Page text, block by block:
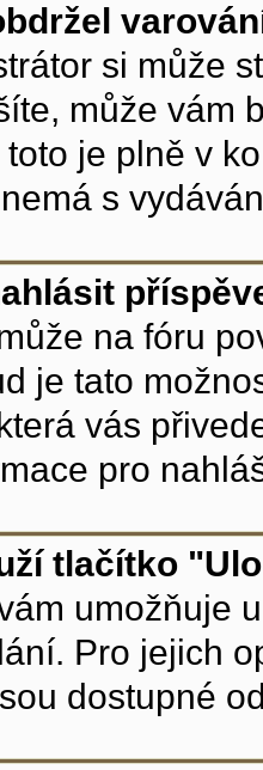
si může
může vám
je plně v
s
na fóru
je tato
vás
pro
tlačítko
umožňuje
Pro jejich
dostupné